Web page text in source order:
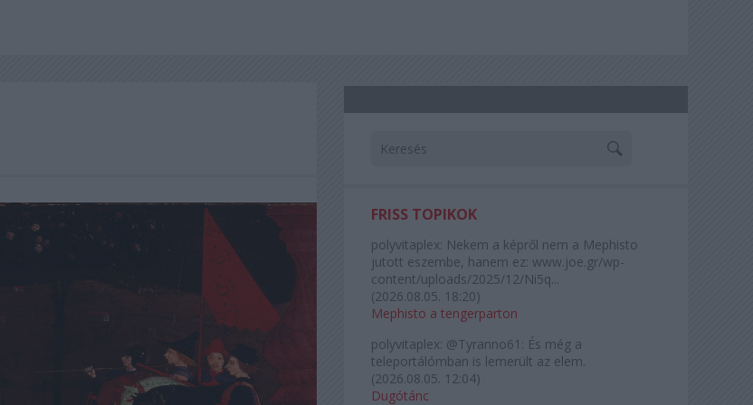
FRISS TOPIKOK
polyvitaplex: Nekem a képről nem a Mephisto
jutott eszembe, hanem ez: www.joe.gr/wp-
content/uploads/2025/12/Ni5q...
(2026.08.05. 18:20)
Mephisto a tengerparton
polyvitaplex: @Tyranno61: És még a
teleportálómban is lemerült az elem.
(2026.08.05. 12:04)
Dugótánc